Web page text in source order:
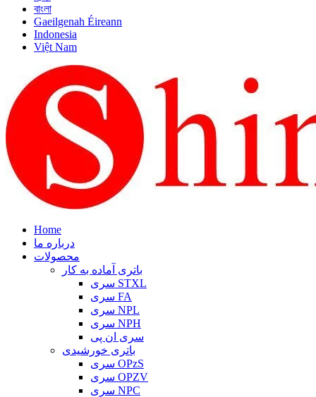
বাংলা
Gaeilgenah Éireann
Indonesia
Việt Nam
Home
درباره ما
محصولات
باتری آماده به کار
سری STXL
سری FA
سری NPL
سری NPH
سری ان پی
باتری خورشیدی
سری OPzS
سری OPZV
سری NPC